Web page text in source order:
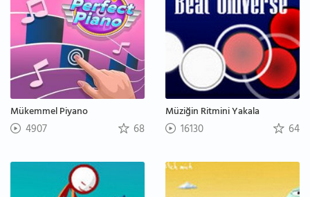
Mükemmel Piyano
4907 68
Müziğin Ritmini Yakala
16130 64